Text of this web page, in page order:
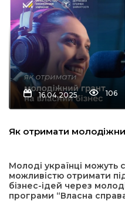
громада
редактора
16.04.2025 106
Як отримати
Молоді українці можуть
можливістю отримати
бізнес-ідей через
програми “Власна